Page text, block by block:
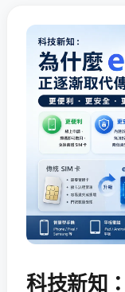
科技新知